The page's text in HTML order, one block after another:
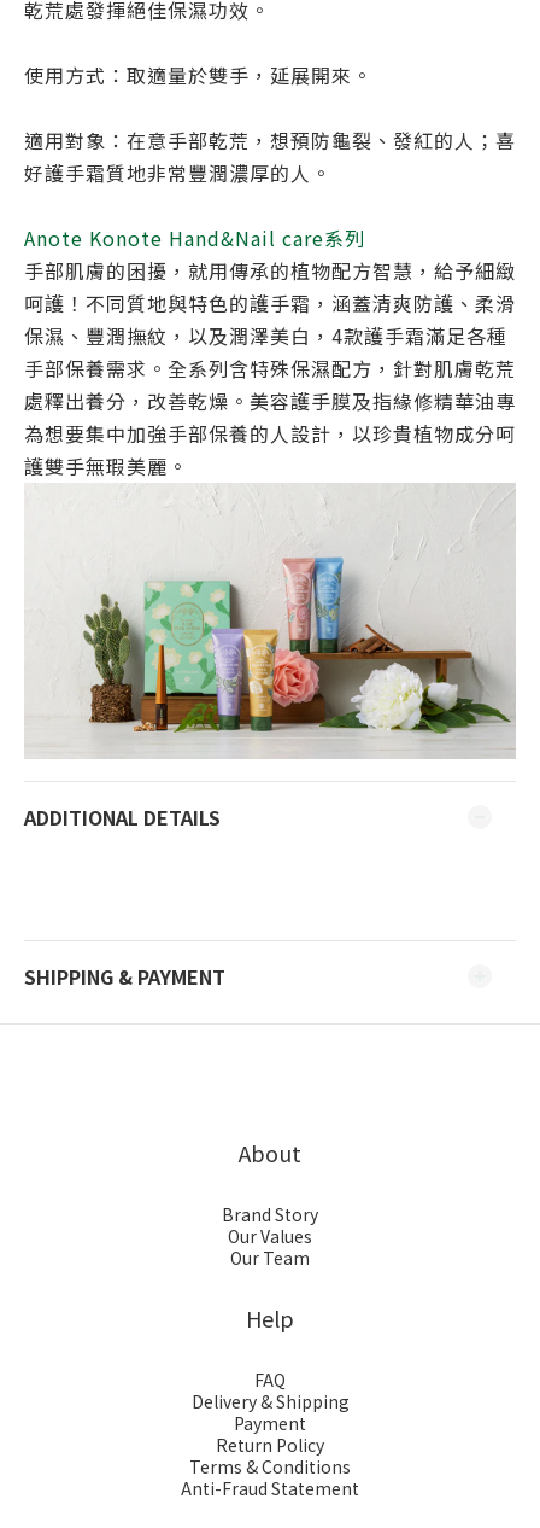
乾荒處發揮絕佳保濕功效。
使用方式：取適量於雙手，延展開來。
適用對象：在意手部乾荒，想預防龜裂、發紅的人；喜
好護手霜質地非常豐潤濃厚的人。
Anote Konote Hand&Nail care系列
手部肌膚的困擾，就用傳承的植物配方智慧，給予細緻
呵護！不同質地與特色的護手霜，涵蓋清爽防護、柔滑
保濕、豐潤撫紋，以及潤澤美白，4款護手霜滿足各種
手部保養需求。全系列含特殊保濕配方，針對肌膚乾荒
處釋出養分，改善乾燥。美容護手膜及指緣修精華油專
為想要集中加強手部保養的人設計，以珍貴植物成分呵
護雙手無瑕美麗。
ADDITIONAL DETAILS
SHIPPING & PAYMENT
About
Brand Story
Our Values
Our Team
Help
FAQ
Delivery & Shipping
Payment
Return Policy
Terms & Conditions
Anti-Fraud Statement